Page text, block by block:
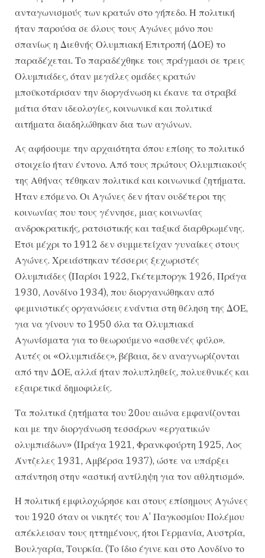
ανταγωνισμούς των κρατών στο γήπεδο. Η πολιτική
ήταν παρούσα σε όλους τους Αγώνες μόνο που
σπανίως η Διεθνής Ολυμπιακή Επιτροπή (ΔΟΕ) το
παραδέχεται. Το παραδέχθηκε τοις πράγμασι σε τρεις
Ολυμπιάδες, όταν μεγάλες ομάδες κρατών
μποϋκοτάρισαν την διοργάνωση κι έκανε τα στραβά
μάτια όταν ιδεολογίες, κοινωνικά και πολιτικά
αιτήματα διαδηλώθηκαν δια των αγώνων.
Ας αφήσουμε την αρχαιότητα όπου επίσης το πολιτικό
στοιχείο ήταν έντονο. Από τους πρώτους Ολυμπιακούς
της Αθήνας τέθηκαν πολιτικά και κοινωνικά ζητήματα.
Ήταν επόμενο. Οι Αγώνες δεν ήταν ουδέτεροι της
κοινωνίας που τους γέννησε, μιας κοινωνίας
ανδροκρατικής, ρατσιστικής και ταξικά διαρθρωμένης.
Έτσι μέχρι το 1912 δεν συμμετείχαν γυναίκες στους
Αγώνες. Χρειάστηκαν τέσσερις ξεχωριστές
Ολυμπιάδες (Παρίσι 1922, Γκέτεμποργκ 1926, Πράγα
1930, Λονδίνο 1934), που διοργανώθηκαν από
φεμινιστικές οργανώσεις ενάντια στη θέληση της ΔΟΕ,
για να γίνουν το 1950 όλα τα Ολυμπιακά
Αγωνίσματα για το θεωρούμενο «ασθενές φύλο».
Αυτές οι «Ολυμπιάδες», βέβαια, δεν αναγνωρίζονται
από την ΔΟΕ, αλλά ήταν πολυπληθείς, πολυεθνικές και
εξαιρετικά δημοφιλείς.
Τα πολιτικά ζητήματα του 20ου αιώνα εμφανίζονται
και με την διοργάνωση τεσσάρων «εργατικών
ολυμπιάδων» (Πράγα 1921, Φρανκφούρτη 1925, Λος
Άντζελες 1931, Αμβέρσα 1937), ώστε να υπάρξει
απάντηση στην «αστική αντίληψη για τον αθλητισμό».
Η πολιτική εμφιλοχώρησε και στους επίσημους Αγώνες
του 1920 όταν οι νικητές του Α’ Παγκοσμίου Πολέμου
απέκλεισαν τους ηττημένους, ήτοι Γερμανία, Αυστρία,
Βουλγαρία, Τουρκία. (Το ίδιο έγινε και στο Λονδίνο το